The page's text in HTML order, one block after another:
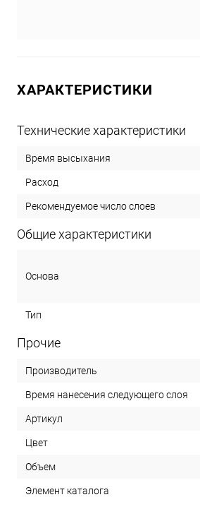
ХАРАКТЕРИСТИКИ
Технические характеристики
Время высыхания
Расход
Рекомендуемое число слоев
Общие характеристики
Основа
Тип
Прочие
Производитель
Время нанесения следующего слоя
Артикул
Цвет
Объем
Элемент каталога